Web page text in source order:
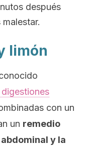
después
limón
con un
un remedio
y la